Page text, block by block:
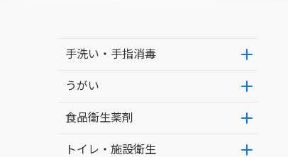
手洗い・手指消毒
うがい
食品衛生薬剤
トイレ・施設衛生